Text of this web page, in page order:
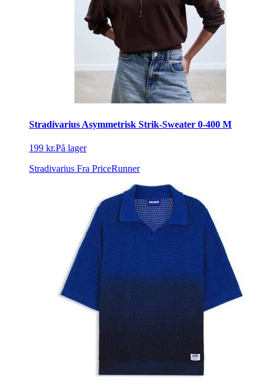
Stradivarius Asymmetrisk Strik-Sweater 0-400 M
199 kr.På lager
Stradivarius Fra PriceRunner